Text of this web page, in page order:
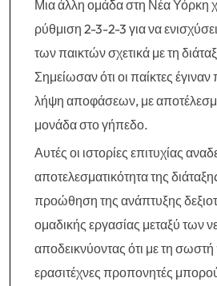
Μια άλλη ομάδα στη Νέα Υόρκη
ρύθμιση 2-3-2-3 για να
των παικτών σχετικά με τη
Σημείωσαν ότι οι παίκτες έγιναν
λήψη αποφάσεων, με
μονάδα στο γήπεδο.
Αυτές οι ιστορίες επιτυχίας
αποτελεσματικότητα της
προώθηση της ανάπτυξης
ομαδικής εργασίας μεταξύ των
αποδεικνύοντας ότι με τη
ερασιτέχνες προπονητές